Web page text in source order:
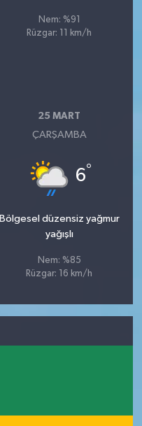
Nem: %91
Rüzgar: 11 km/h
25 MART
ÇARŞAMBA
6°
Bölgesel düzensiz yağmur
yağışlı
Nem: %85
Rüzgar: 16 km/h